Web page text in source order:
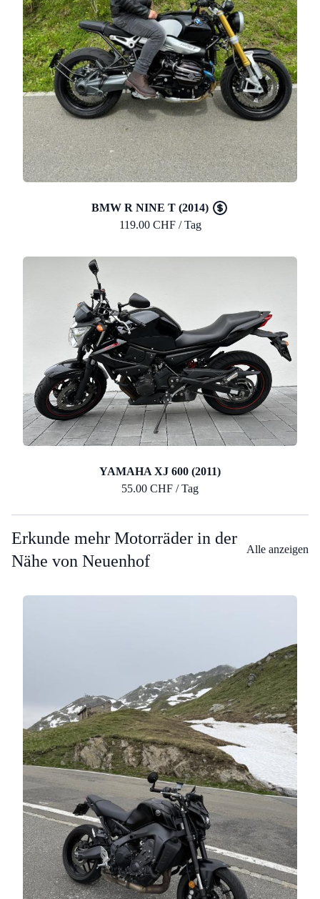
BMW R NINE T (2014)
119.00 CHF / Tag
YAMAHA XJ 600 (2011)
55.00 CHF / Tag
Erkunde mehr Motorräder in der
Nähe von Neuenhof
Alle anzeigen